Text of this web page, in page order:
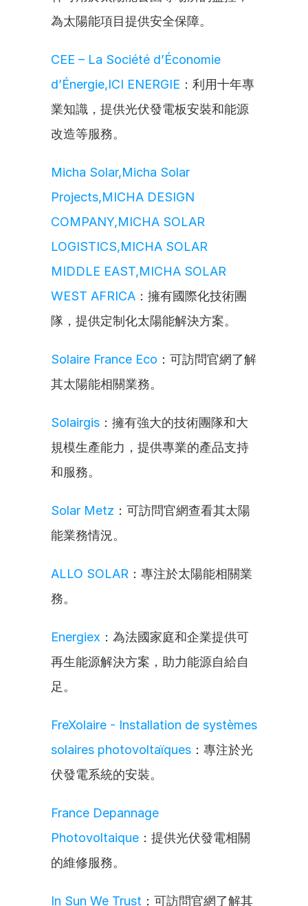
為太陽能項目提供安全保障。
CEE – La Société d’Économie
d’Énergie,ICI ENERGIE ：利用十年專
業知識，提供光伏發電板安裝和能源
改造等服務。
Micha Solar,Micha Solar
Projects,MICHA DESIGN
COMPANY,MICHA SOLAR
LOGISTICS,MICHA SOLAR
MIDDLE EAST,MICHA SOLAR
WEST AFRICA ：擁有國際化技術團
隊，提供定制化太陽能解決方案。
Solaire France Eco ：可訪問官網了解
其太陽能相關業務。
Solairgis ：擁有強大的技術團隊和大
規模生產能力，提供專業的產品支持
和服務。
Solar Metz ：可訪問官網查看其太陽
能業務情況。
ALLO SOLAR ：專注於太陽能相關業
務。
Energiex ：為法國家庭和企業提供可
再生能源解決方案，助力能源自給自
足。
FreXolaire - Installation de systèmes
solaires photovoltaïques ：專注於光
伏發電系統的安裝。
France Depannage
Photovoltaique ：提供光伏發電相關
的維修服務。
In Sun We Trust ：可訪問官網了解其